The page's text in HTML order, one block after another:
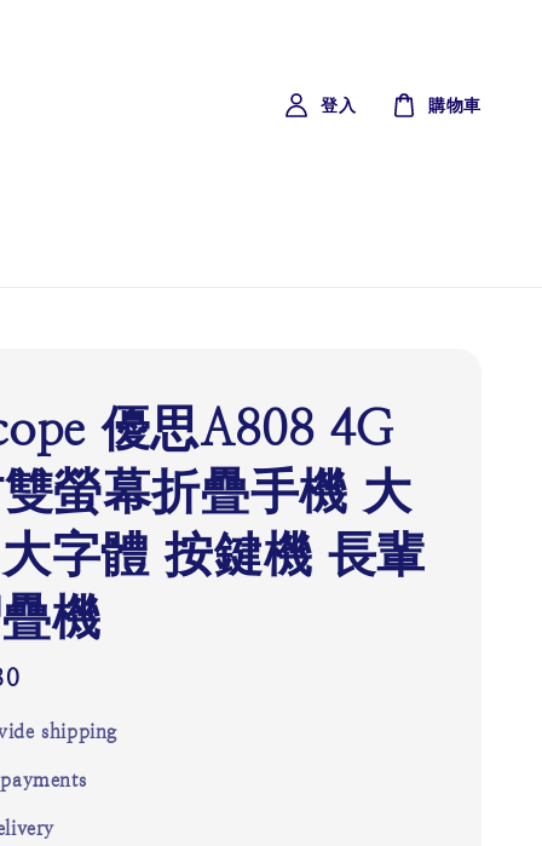
登入 購物車
優思A808 4G
螢幕折疊手機 大
字體 按鍵機 長輩
機
shipping